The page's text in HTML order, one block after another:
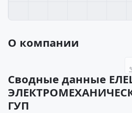
О компании
Сводные данные
ГУП